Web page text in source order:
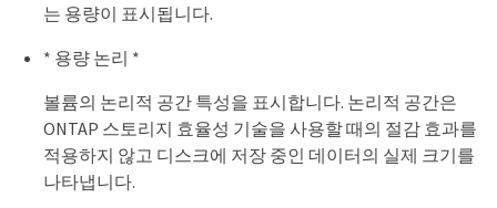
는 용량이 표시됩니다.
* 용량 논리 *
볼륨의 논리적 공간 특성을 표시합니다. 논리적 공간은
ONTAP 스토리지 효율성 기술을 사용할 때의 절감 효과를
적용하지 않고 디스크에 저장 중인 데이터의 실제 크기를
나타냅니다.